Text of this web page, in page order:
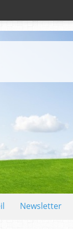
Newsletter